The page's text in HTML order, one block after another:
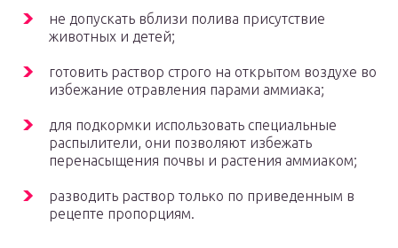
не допускать вблизи полива присутствие
животных и детей;
готовить раствор строго на открытом воздухе во
избежание отравления парами аммиака;
для подкормки использовать специальные
распылители, они позволяют избежать
перенасыщения почвы и растения аммиаком;
разводить раствор только по приведенным в
рецепте пропорциям.